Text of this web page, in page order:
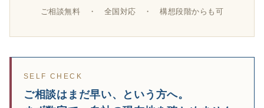
ご相談無料 ・ 全国対応 ・ 構想段階からも可
SELF CHECK
ご相談はまだ早い、という方へ。